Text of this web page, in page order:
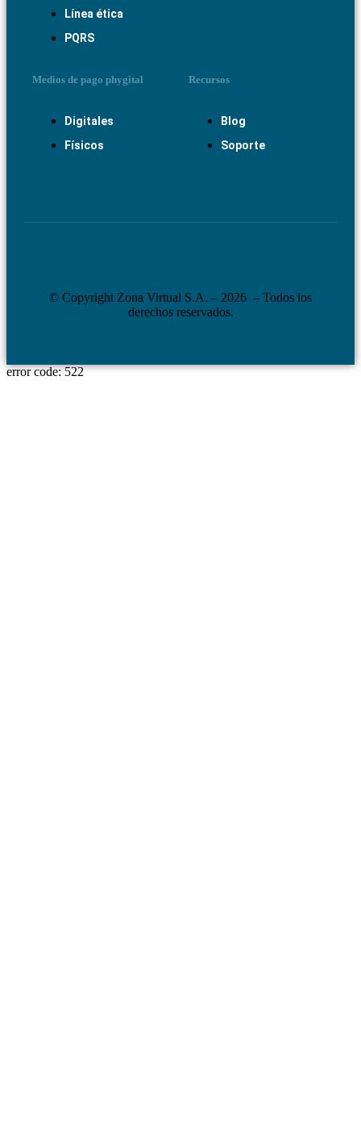
Línea ética
PQRS
Medios de pago phygital
Digitales
Físicos
Recursos
Blog
Soporte
© Copyright Zona Virtual S.A. – 2026 – Todos los
derechos reservados.
error code: 522